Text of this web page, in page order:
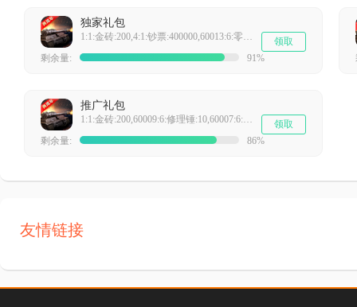
独家礼包
1:1:金砖:200,4:1:钞票:400000,60013:6:零件:20
剩余量:
91%
领取
推广礼包
1:1:金砖:200,60009:6:修理锤:10,60007:6:朗姆酒:10
剩余量:
86%
领取
友情链接